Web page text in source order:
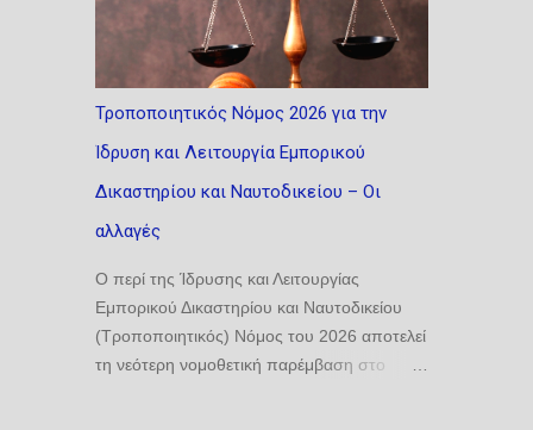
Τροποποιητικός Νόμος 2026 για την
Ίδρυση και Λειτουργία Εμπορικού
Δικαστηρίου και Ναυτοδικείου – Οι
αλλαγές
Ο περί της Ίδρυσης και Λειτουργίας
Εμπορικού Δικαστηρίου και Ναυτοδικείου
(Τροποποιητικός) Νόμος του 2026 αποτελεί
τη νεότερη νομοθετική παρέμβαση στο